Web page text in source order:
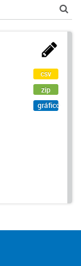
csv
zip
gráfico